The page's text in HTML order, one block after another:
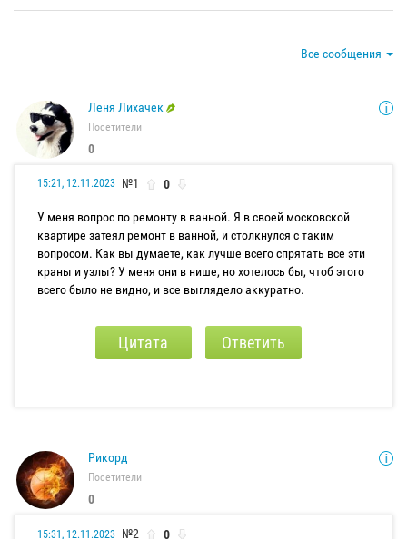
Все сообщения
Леня Лихачек
Посетители
0
15:21, 12.11.2023 №1 0
У меня вопрос по ремонту в ванной. Я в своей московской
квартире затеял ремонт в ванной, и столкнулся с таким
вопросом. Как вы думаете, как лучше всего спрятать все эти
краны и узлы? У меня они в нише, но хотелось бы, чтоб этого
всего было не видно, и все выглядело аккуратно.
Цитата Ответить
Рикорд
Посетители
0
15:31, 12.11.2023 №2 0